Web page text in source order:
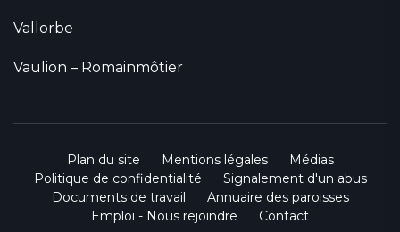
Vallorbe
Vaulion – Romainmôtier
Plan du site Mentions légales
Médias
Politique de confidentialité
Signalement d'un abus
Documents de travail
Annuaire des paroisses
Emploi - Nous rejoindre
Contact